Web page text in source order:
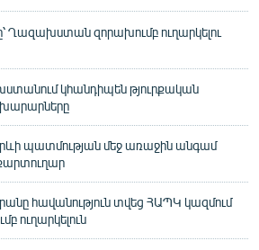
զորախումբ ուղարկելու
կհանդիպեն թյուրքական
պատմության մեջ առաջին անգամ
հավանություն տվեց ՀԱՊԿ կազմում
ուղարկելուն